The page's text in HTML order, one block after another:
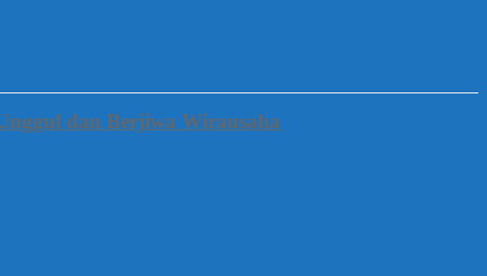
dan Berjiwa Wirausaha